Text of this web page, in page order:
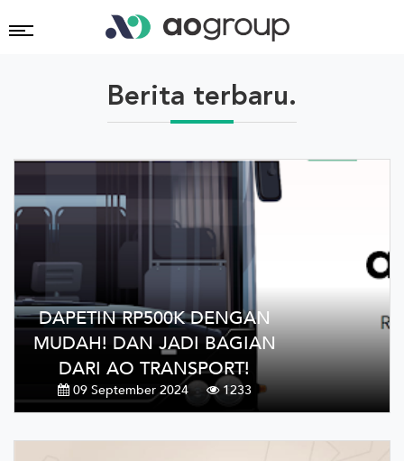
Berita terbaru.
DAPETIN RP500K DENGAN
MUDAH! DAN JADI BAGIAN
DARI AO TRANSPORT!
09 September 2024 1233